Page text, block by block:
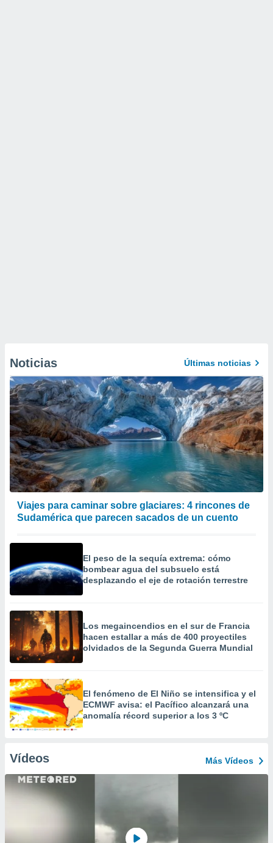
Noticias Últimas noticias
Viajes para caminar sobre glaciares: 4 rincones de
Sudamérica que parecen sacados de un cuento
El peso de la sequía extrema: cómo
bombear agua del subsuelo está
desplazando el eje de rotación terrestre
Los megaincendios en el sur de Francia
hacen estallar a más de 400 proyectiles
olvidados de la Segunda Guerra Mundial
El fenómeno de El Niño se intensifica y el
ECMWF avisa: el Pacífico alcanzará una
anomalía récord superior a los 3 ºC
Vídeos Más Vídeos